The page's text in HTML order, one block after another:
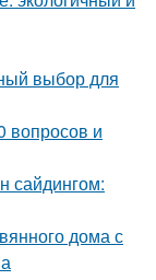
выбор для
вопросов и
сайдингом:
дома с